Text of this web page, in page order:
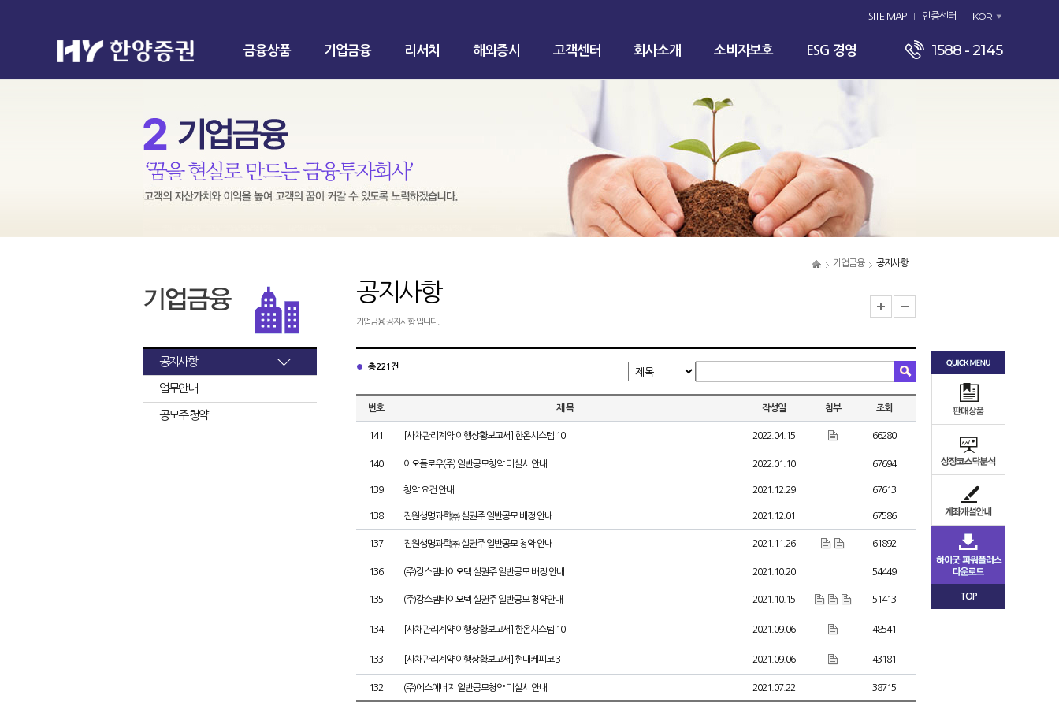
SITE MAP 인증센터 KOR
금융상품 기업금융 리서치 해외증시 고객센터 회사소개 소비자보호 ESG 경영 1588 - 2145
기업금융 공지사항
공지사항
업무안내
공모주 청약
공지사항
기업금융 공지사항 입니다.
총 221건
번호 제 목 작성일 첨부 조회
141 [사채관리계약 이행상황보고서] 한온시스템 10 2022.04.15 66280
140 이오플로우(주) 일반공모청약 미실시 안내 2022.01.10 67694
139 청약 요건 안내 2021.12.29 67613
138 진원생명과학㈜ 실권주 일반공모 배정 안내 2021.12.01 67586
137 진원생명과학㈜ 실권주 일반공모 청약 안내 2021.11.26 61892
136 (주)강스템바이오텍 실권주 일반공모 배정 안내 2021.10.20 54449
135 (주)강스템바이오텍 실권주 일반공모 청약안내 2021.10.15 51413
134 [사채관리계약 이행상황보고서] 한온시스템 10 2021.09.06 48541
133 [사채관리계약 이행상황보고서] 현대케피코 3 2021.09.06 43181
132 (주)에스에너지 일반공모청약 미실시 안내 2021.07.22 38715
TOP